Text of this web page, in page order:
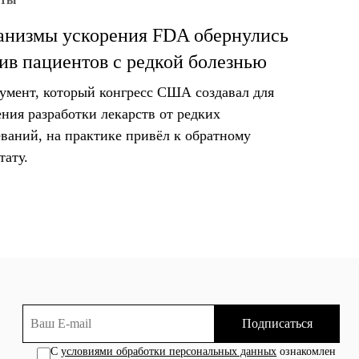
ускорения FDA обернулись
пациентов с редкой болезнью
который конгресс США создавал для
разработки лекарств от редких
на практике привёл к обратному
Подписаться
Сусловиями обработки персональных данных ознакомлен